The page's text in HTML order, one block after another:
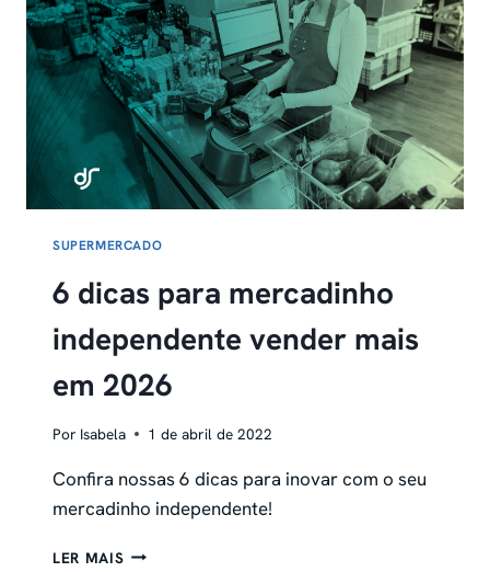
O
AÇOUGUE
SUPERMERCADO
6 dicas para mercadinho
independente vender mais
em 2026
Por Isabela 1 de abril de 2022
Confira nossas 6 dicas para inovar com o seu
mercadinho independente!
LER MAIS 6